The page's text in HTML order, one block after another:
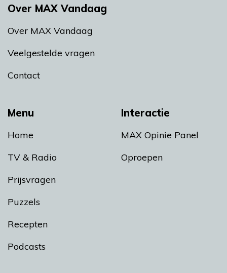
Menu
Home
TV & Radio
Prijsvragen
Puzzels
Recepten
Podcasts
Interactie
MAX Opinie Panel
Oproepen
Over MAX Vandaag
Over MAX Vandaag
Veelgestelde vragen
Contact